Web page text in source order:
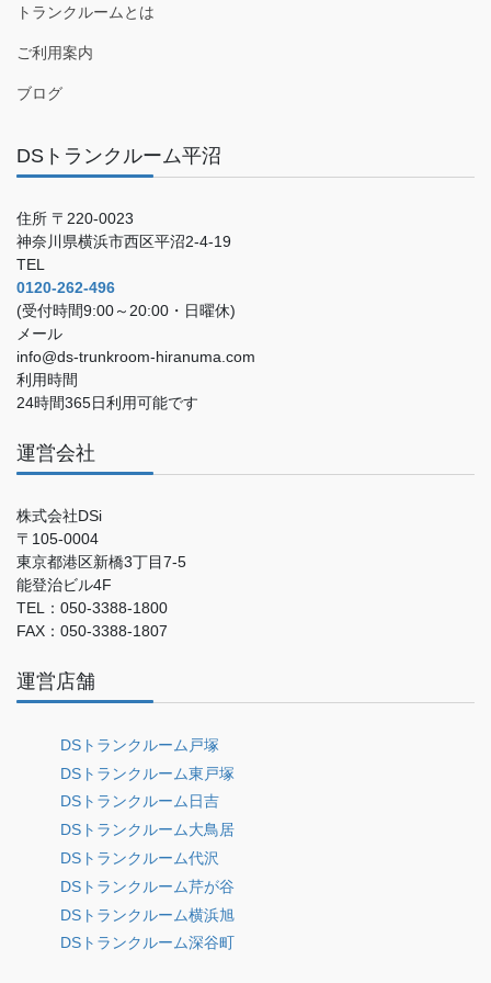
トランクルームとは
ご利用案内
ブログ
DSトランクルーム平沼
住所 〒220-0023
神奈川県横浜市西区平沼2-4-19
TEL
0120-262-496
(受付時間9:00～20:00・日曜休)
メール
info@ds-trunkroom-hiranuma.com
利用時間
24時間365日利用可能です
運営会社
株式会社DSi
〒105-0004
東京都港区新橋3丁目7-5
能登治ビル4F
TEL：050-3388-1800
FAX：050-3388-1807
運営店舗
DSトランクルーム戸塚
DSトランクルーム東戸塚
DSトランクルーム日吉
DSトランクルーム大鳥居
DSトランクルーム代沢
DSトランクルーム芹が谷
DSトランクルーム横浜旭
DSトランクルーム深谷町